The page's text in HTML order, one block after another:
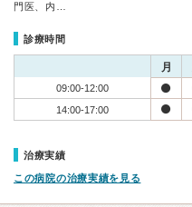
門医、内…
診療時間
月
09:00-12:00
14:00-17:00
治療実績
この病院の治療実績を見る